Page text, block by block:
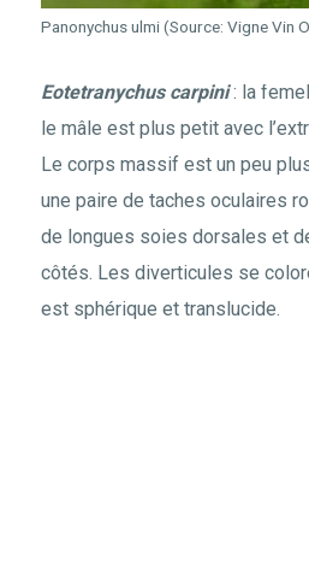
Panonychus ulmi (Source: Vigne Vin
Eotetranychus carpini: la
le mâle est plus petit avec
Le corps massif est un peu
une paire de taches oculaires
de longues soies dorsales et
côtés. Les diverticules se
est sphérique et translucide.